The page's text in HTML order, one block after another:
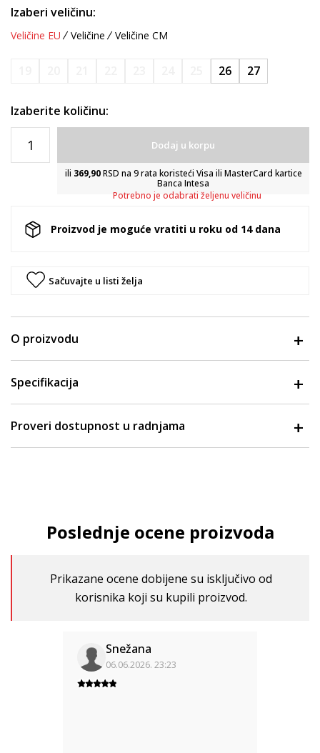
Izaberi veličinu:
Veličine EU Veličine Veličine CM
26 27
Izaberite količinu:
Dodaj u korpu
ili 369,90RSD na 9 rata koristeći Visa ili MasterCard kartice
Banca Intesa
Potrebno je odabrati željenu veličinu
Proizvod je moguće vratiti u roku od 14 dana
Sačuvajte u listi želja
O proizvodu
Specifikacija
Proveri dostupnost u radnjama
Poslednje ocene proizvoda
Prikazane ocene dobijene su isključivo od
korisnika koji su kupili proizvod.
Snežana
06.06.2026. 23:23